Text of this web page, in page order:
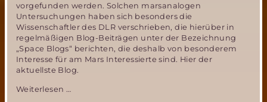
vorgefunden werden. Solchen marsanalogen
Untersuchungen haben sich besonders die
Wissenschaftler des DLR verschrieben, die hierüber in
regelmäßigen Blog-Beiträgen unter der Bezeichnung
„Space Blogs“ berichten, die deshalb von besonderem
Interesse für am Mars Interessierte sind. Hier der
aktuellste Blog.
Weiterlesen …